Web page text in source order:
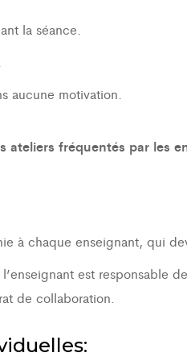
la séance.
aucune motivation.
ateliers fréquentés par les
à chaque enseignant, qui
est responsable
de collaboration.